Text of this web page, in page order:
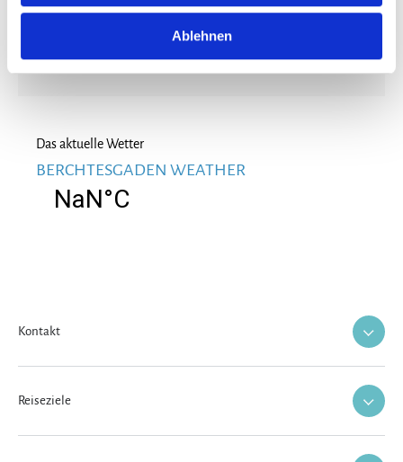
Ablehnen
E-Mail schreiben
Das aktuelle Wetter
BERCHTESGADEN WEATHER
Kontakt
Reiseziele